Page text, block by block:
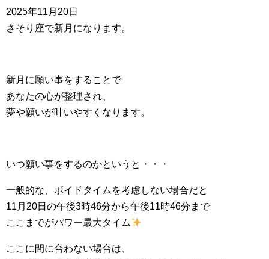
2025年11月20日
さそり座で新月になります。
新月に願い事をすることで
あなたの心が整理され、
夢や願いが叶いやすくなります。
いつ願い事をするのかというと・・・
一般的な、ボイドタイムを考慮しない場合だと
11月20日の午後3時46分から午後11時46分まで
ここまでがパワー最大タイム
ここに間に合わない場合は、